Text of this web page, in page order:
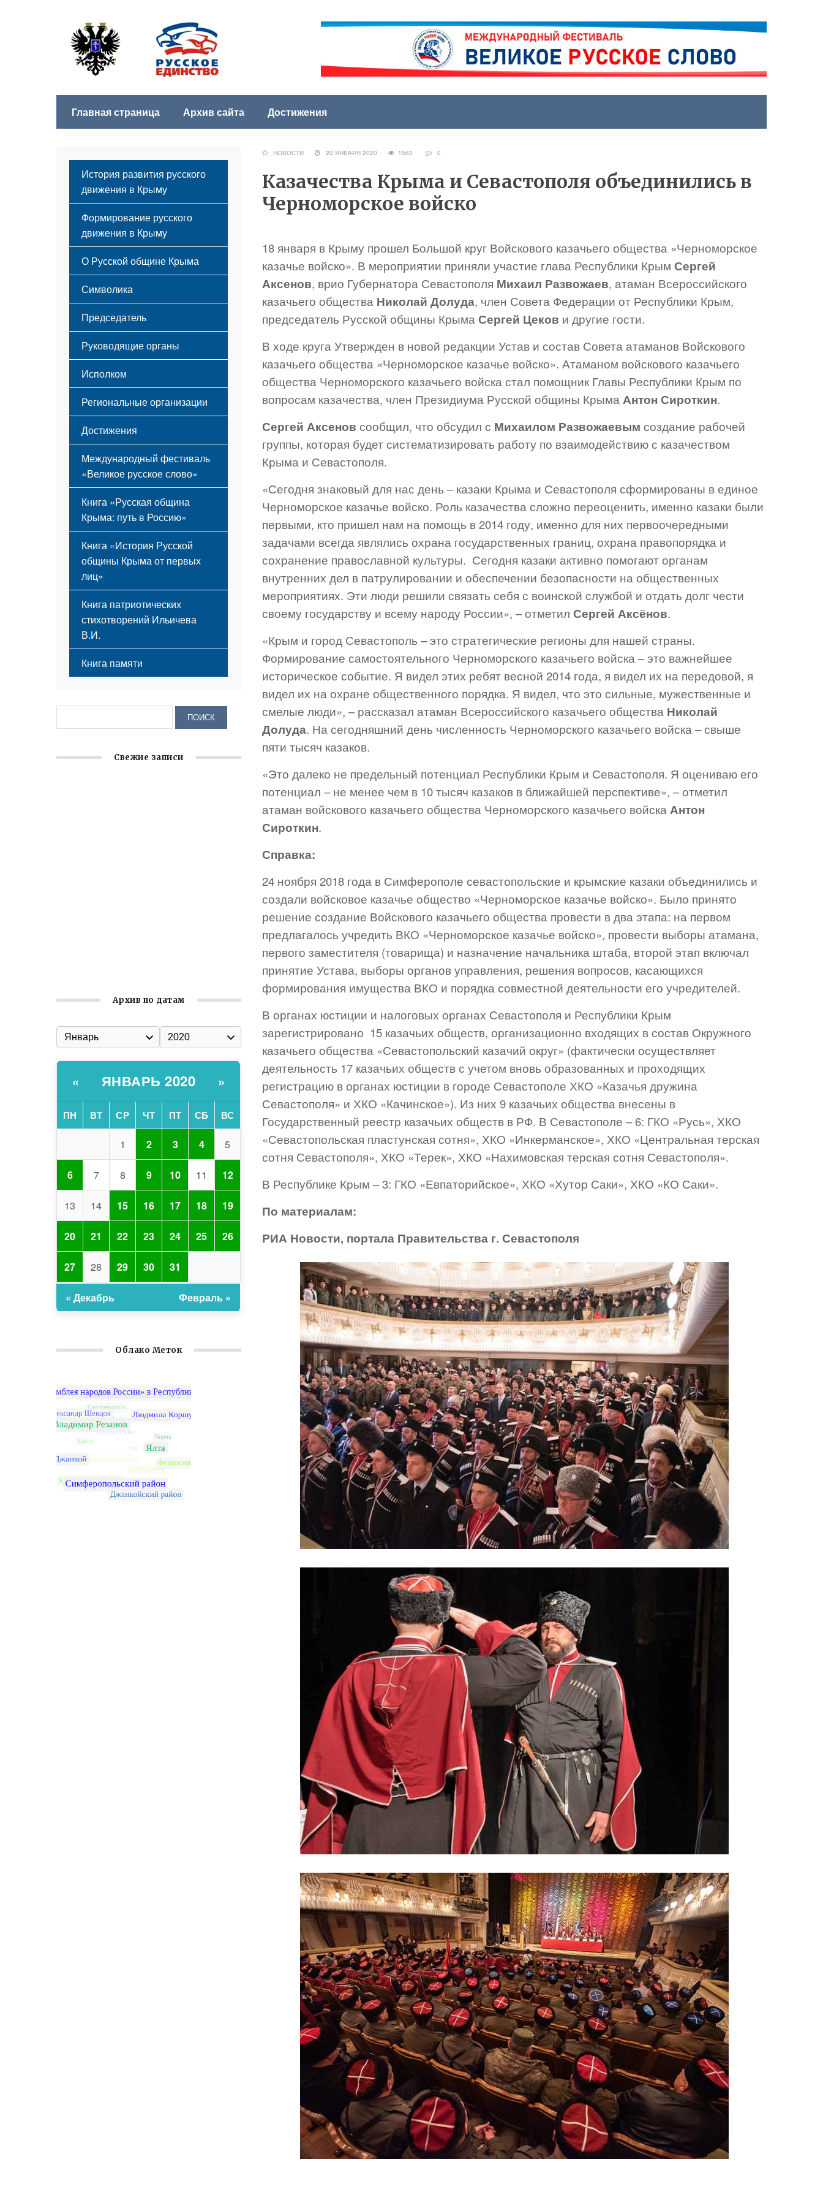
Главная страница Архив сайта Достижения
НОВОСТИ 20 ЯНВАРЯ 2020 1563 0
Казачества Крыма и Севастополя объединились в
Черноморское войско
18 января в Крыму прошел Большой круг Войскового казачьего общества «Черноморское
казачье войско». В мероприятии приняли участие глава Республики КрымСергей
Аксенов, врио Губернатора Севастополя Михаил Развожаев, атаман Всероссийского
казачьего общества Николай Долуда, член Совета Федерации от Республики Крым,
председатель Русской общины КрымаСергей Цеков и другие гости.
В ходе круга Утвержден в новой редакции Устав и состав Совета атаманов Войскового
казачьего общества «Черноморское казачье войско». Атаманом войскового казачьего
общества Черноморского казачьего войска стал помощник Главы Республики Крым по
вопросам казачества, член Президиума Русской общины Крыма Антон Сироткин.
Сергей Аксенов сообщил, что обсудил с Михаилом Развожаевым создание рабочей
группы, которая будет систематизировать работу по взаимодействию с казачеством
Крыма и Севастополя.
«Сегодня знаковый для нас день – казаки Крыма и Севастополя сформированы в единое
Черноморское казачье войско. Роль казачества сложно переоценить, именно казаки были
первыми, кто пришел нам на помощь в 2014 году, именно для них первоочередными
задачами всегда являлись охрана государственных границ, охрана правопорядка и
сохранение православной культуры. Сегодня казаки активно помогают органам
внутренних дел в патрулировании и обеспечении безопасности на общественных
мероприятиях. Эти люди решили связать себя с воинской службой и отдать долг чести
своему государству и всему народу России», – отметилСергей Аксёнов.
«Крым и город Севастополь – это стратегические регионы для нашей страны.
Формирование самостоятельного Черноморского казачьего войска – это важнейшее
историческое событие. Я видел этих ребят весной 2014 года, я видел их на передовой, я
видел их на охране общественного порядка. Я видел, что это сильные, мужественные и
смелые люди», – рассказал атаман Всероссийского казачьего общества Николай
Долуда. На сегодняшний день численность Черноморского казачьего войска – свыше
пяти тысяч казаков.
«Это далеко не предельный потенциал Республики Крым и Севастополя. Я оцениваю его
потенциал – не менее чем в 10 тысяч казаков в ближайшей перспективе», – отметил
атаман войскового казачьего общества Черноморского казачьего войска Антон
Сироткин.
Справка:
24 ноября 2018 года в Симферополе севастопольские и крымские казаки объединились и
создали войсковое казачье общество «Черноморское казачье войско». Было принято
решение создание Войскового казачьего общества провести в два этапа: на первом
предлагалось учредить ВКО «Черноморское казачье войско», провести выборы атамана,
первого заместителя (товарища) и назначение начальника штаба, второй этап включал
принятие Устава, выборы органов управления, решения вопросов, касающихся
формирования имущества ВКО и порядка совместной деятельности его учредителей.
В органах юстиции и налоговых органах Севастополя и Республики Крым
зарегистрировано 15 казачьих обществ, организационно входящих в состав Окружного
казачьего общества «Севастопольский казачий округ» (фактически осуществляет
деятельность 17 казачьих обществ с учетом вновь образованных и проходящих
регистрацию в органах юстиции в городе Севастополе ХКО «Казачья дружина
Севастополя» и ХКО «Качинское»). Из них 9 казачьих общества внесены в
Государственный реестр казачьих обществ в РФ. В Севастополе – 6: ГКО «Русь», ХКО
«Севастопольская пластунская сотня», ХКО «Инкерманское», ХКО «Центральная терская
сотня Севастополя», ХКО «Терек», ХКО «Нахимовская терская сотня Севастополя».
В Республике Крым – 3: ГКО «Евпаторийское», ХКО «Хутор Саки», ХКО «КО Саки».
По материалам:
РИА Новости, портала Правительства г. Севастополя
История развития русского
движения в Крыму
Формирование русского
движения в Крыму
Русский Крым
О Русской общине Крыма
Этапы становления
Принципы деятельности
Структура
Мероприятия
Символика
Флаг
Герб
Гимн
Председатель
Руководящие органы
Исполком
Региональные организации
Достижения
Международный фестиваль
«Великое русское слово»
Книга «Русская община
Крыма: путь в Россию»
Книга «История Русской
общины Крыма от первых
лиц»
Книга патриотических
стихотворений Ильичева
В.И.
Книга памяти
Свежие записи
Архив по датам
« ЯНВАРЬ 2020 »
ПН ВТ СР ЧТ ПТ СБ ВС
1 2 3 4 5
6 7 8 9 10 11 12
13 14 15 16 17 18 19
20 21 22 23 24 25 26
27 28 29 30 31
« Декабрь Февраль »
Облако Меток